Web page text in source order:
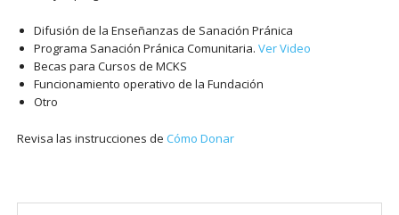
Difusión de la Enseñanzas de Sanación Pránica
Programa Sanación Pránica Comunitaria. Ver Video
Becas para Cursos de MCKS
Funcionamiento operativo de la Fundación
Otro
Revisa las instrucciones de Cómo Donar